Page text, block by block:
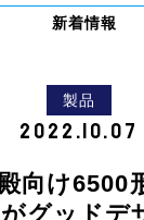
新着情報
製品
2022.10.07
向け6500
グッドデ